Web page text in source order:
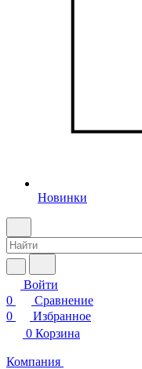
Новинки
Войти
0
Сравнение
0
Избранное
0 Корзина
Компания